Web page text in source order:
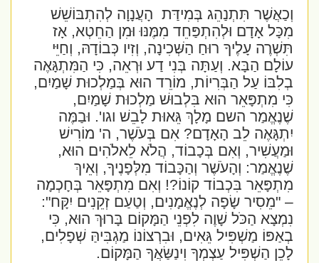
וְכַאֲשֶׁר תִּתְנַהֵג בְּמִידַּת הָעֲנָוָה לְהִתְבּוֹשֵׁשׁ
מִכָּל אָדָם וּלְהִתְפַּחֵד מִמֶּנּוּ וּמִן הַחֵטְא, אָז
תִּשְׁרֶה עָלֶיךָ רוּחַ הַשְּׁכִינָה, וְזִיו כְּבוֹדָהּ, וְחַיֵּי
עוֹלָם הַבָּא. וְעַתָּה בְּנִי דַע וּרְאֵה, כִּי הַמִּתְגָּאֶה
בְלִבּוֹ עַל הַבְּרִיוֹת, מוֹרֵד הוּא בְּמַלְכוּת שָׁמַיִם,
כִּי מִתְפָּאֵר הוּא בִּלְבוּשׁ מַלְכוּת שָׁמַיִם,
שֶׁנֶאֱמַר השם מָלָךְ גֵּאוּת לָבֵשׁ וגו'. וּבַמֶּה
יִתְגָּאֶה לֵב הָאָדָם? אִם בְּעֹשֶׁר, ה' מוֹרִישׁ
וּמַעֲשִׁיר, וְאִם בְּכָבוֹד, הֲלֹא לֵאלֹהִים הוּא,
שֶׁנֶאֱמַר: וְהָעֹשֶׁר וְהַכָּבוֹד מִלְּפָנֶיךָ, וְאֵיךְ
מִתְפָּאֵר בִּכְבוֹד קוֹנוֹ?! וְאִם מִתְפָּאֵר בְּחָכְמָה
– "מֵסִיר שָׂפָה לְנֶאֱמָנִים, וְטַעַם זְקֵנִים יִקָּח":
נִמְצָא הַכֹּל שָׁוֶה לִפְנֵי הַמָּקוֹם בָּרוּךְ הוּא, כִּי
בְאַפּוֹ מַשְׁפִּיל גֵּאִים, וּבִרְצוֹנוֹ מַגְבִּיהַּ שְׁפָלִים,
לָכֵן הַשְׁפִּיל עַצְמְךָ וִינַשַּׂאֲךָ הַמָּקוֹם.